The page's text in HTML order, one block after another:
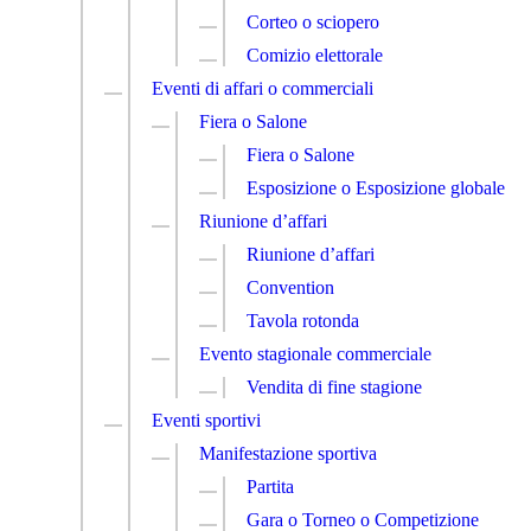
Corteo o sciopero
Comizio elettorale
Eventi di affari o commerciali
Fiera o Salone
Fiera o Salone
Esposizione o Esposizione globale
Riunione d’affari
Riunione d’affari
Convention
Tavola rotonda
Evento stagionale commerciale
Vendita di fine stagione
Eventi sportivi
Manifestazione sportiva
Partita
Gara o Torneo o Competizione